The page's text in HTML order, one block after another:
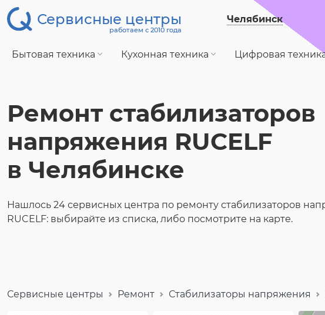
Сервисные центры
работаем с 2010 года
Челябинск
Бытовая техника Кухонная техника Цифровая
Ремонт стабилизаторов
напряжения RUCELF
в Челябинске
Нашлось 24 сервисных центра по ремонту стабилизаторов
RUCELF: выбирайте из списка, либо посмотрите на карте.
Сервисные центры Ремонт Стабилизаторы напряжения